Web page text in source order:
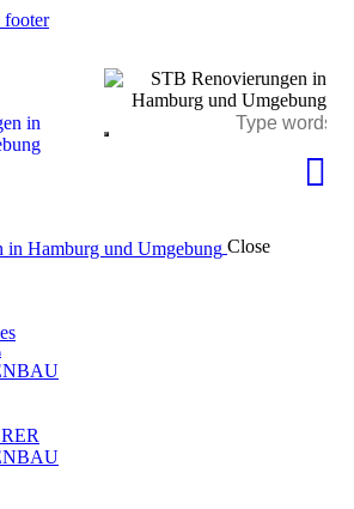
footer
Close